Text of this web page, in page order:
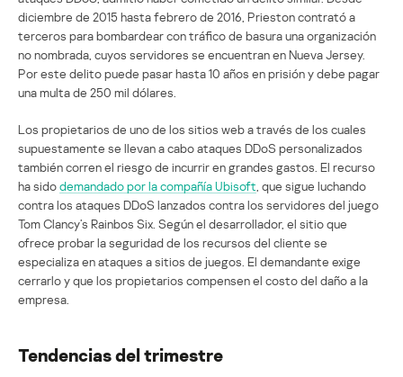
diciembre de 2015 hasta febrero de 2016, Prieston contrató a
terceros para bombardear con tráfico de basura una organización
no nombrada, cuyos servidores se encuentran en Nueva Jersey.
Por este delito puede pasar hasta 10 años en prisión y debe pagar
una multa de 250 mil dólares.
Los propietarios de uno de los sitios web a través de los cuales
supuestamente se llevan a cabo ataques DDoS personalizados
también corren el riesgo de incurrir en grandes gastos. El recurso
ha sidodemandado por la compañía Ubisoft , que sigue luchando
contra los ataques DDoS lanzados contra los servidores del juego
Tom Clancy’s Rainbos Six. Según el desarrollador, el sitio que
ofrece probar la seguridad de los recursos del cliente se
especializa en ataques a sitios de juegos. El demandante exige
cerrarlo y que los propietarios compensen el costo del daño a la
empresa.
Tendencias del trimestre